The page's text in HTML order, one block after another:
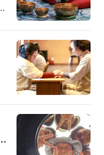
진 일일특강, 숏츠 만들기 등 8월 프로그램 신청하세요